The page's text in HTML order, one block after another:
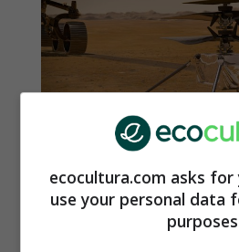
vuelo en otro planeta
ABRIL 7, 2021
ecocultura.com asks
use your personal data